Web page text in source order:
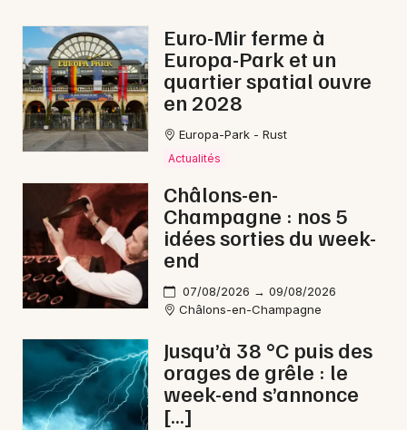
Pilotage dans le Grand Est
Artistes en tournée
Actus à Épernay
Magazine à Épernay
Euro-Mir ferme à
Europa-Park et un
quartier spatial ouvre
en 2028
Europa-Park - Rust
Actualités
Châlons-en-
Champagne : nos 5
idées sorties du week-
end
07/08/2026 → 09/08/2026
Châlons-en-Champagne
Jusqu’à 38 °C puis des
orages de grêle : le
week-end s’annonce
[…]